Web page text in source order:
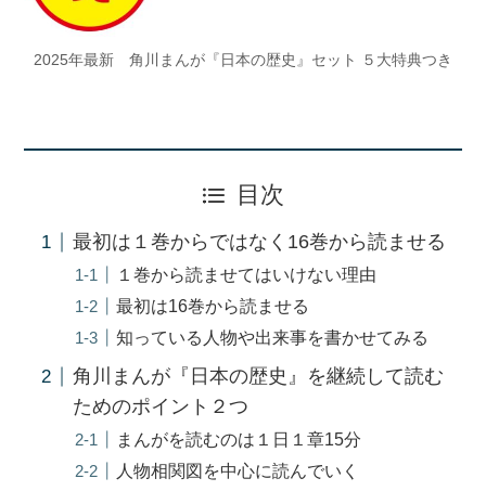
2025年最新 角川まんが『日本の歴史』セット ５大特典つき
目次
最初は１巻からではなく16巻から読ませる
１巻から読ませてはいけない理由
最初は16巻から読ませる
知っている人物や出来事を書かせてみる
角川まんが『日本の歴史』を継続して読む
ためのポイント２つ
まんがを読むのは１日１章15分
人物相関図を中心に読んでいく